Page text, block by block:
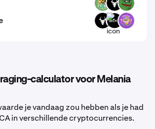
PODGE BULL PEPE
BULL JACKIE WYNN
calculator voor Melania
je vandaag zou hebben als je had
in verschillende cryptocurrencies.